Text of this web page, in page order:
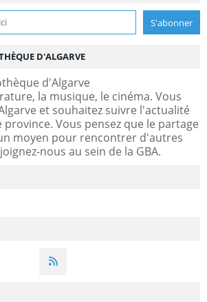
D'ALGARVE
la musique, le cinéma. Vous
et souhaitez suivre l'actualité
Vous pensez que le partage
moyen pour rencontrer d'autres
nous au sein de la GBA.